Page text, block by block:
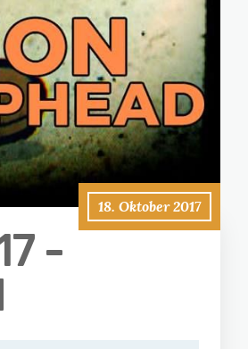
18. Oktober 2017
-